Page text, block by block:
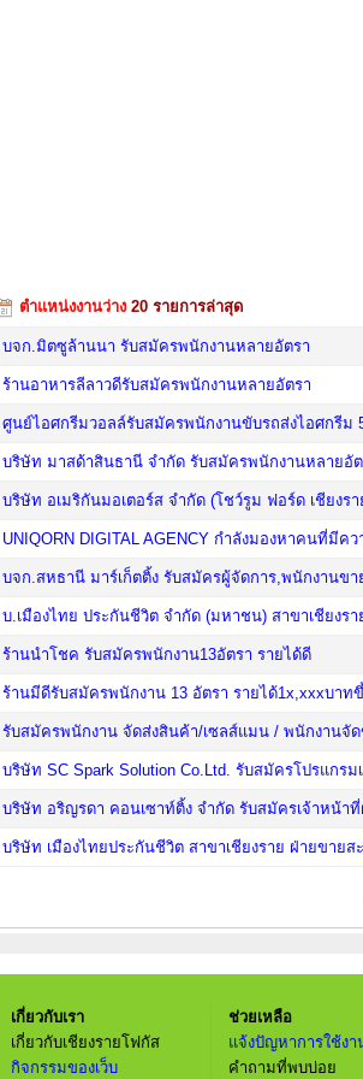
ตำแหน่งงานว่าง 20 รายการล่าสุด
บจก.มิตซูล้านนา รับสมัครพนักงานหลายอัตรา
ร้านอาหารลีลาวดีรับสมัครพนักงานหลายอัตรา
ศูนย์ไอศกรีมวอลล์รับสมัครพนักงานขับรถส่งไอศกรีม
บริษัท มาสด้าสินธานี จำกัด รับสมัครพนักงานหลายอัต
บริษัท อเมริกันมอเตอร์ส จำกัด (โชว์รูม ฟอร์ด เชียง
UNIQORN DIGITAL AGENCY กำลังมองหาคนที่มี
บจก.สหธานี มาร์เก็ตติ้ง รับสมัครผู้จัดการ,พนักงานข
บ.เมืองไทย ประกันชีวิต จำกัด (มหาชน) สาขาเชียง
ร้านนำโชค รับสมัครพนักงาน13อัตรา รายได้ดี
ร้านมีดีรับสมัครพนักงาน 13 อัตรา รายได้1x,xxxบาท
รับสมัครพนักงาน จัดส่งสินค้า/เซลส์แมน / พนักงานจั
บริษัท SC Spark Solution Co.Ltd. รับสมัครโปรแกร
บริษัท อริญรดา คอนเซาท์ติ้ง จำกัด รับสมัครเจ้าหน้า
บริษัท เมืองไทยประกันชีวิต สาขาเชียงราย ฝ่ายขาย
เกี่ยวกับเรา
เกี่ยวกับเชียงรายโฟกัส
กิจกรรมของเว็บ
ช่วยเหลือ
แจ้งปัญหาการใช้ง
คำถามที่พบบ่อย